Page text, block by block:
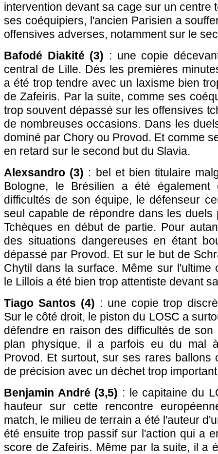
intervention devant sa cage sur un centre
ses coéquipiers, l'ancien Parisien a
offensives adverses, notamment sur le
Bafodé Diakité (3) : une copie
central de Lille. Dès les premières
a été trop tendre avec un laxisme bien
de Zafeiris. Par la suite, comme ses
trop souvent dépassé sur les offensives
de nombreuses occasions. Dans les
dominé par Chory ou Provod. Et comme
en retard sur le second but du Slavia.
Alexsandro (3) : bel et bien titulaire
Bologne, le Brésilien a été également
difficultés de son équipe, le défenseur
seul capable de répondre dans les duels
Tchèques en début de partie. Pour
des situations dangereuses en étant
dépassé par Provod. Et sur le but de
Chytil dans la surface. Même sur l'ultime
le Lillois a été bien trop attentiste devant
Tiago Santos (4) : une copie trop
Sur le côté droit, le piston du LOSC a
défendre en raison des difficultés de
plan physique, il a parfois eu du mal
Provod. Et surtout, sur ses rares ballons
de précision avec un déchet trop
Benjamin André (3,5) : le capitaine du
hauteur sur cette rencontre
match, le milieu de terrain a été l'auteur
été ensuite trop passif sur l'action qui a
score de Zafeiris. Même par la suite, il a